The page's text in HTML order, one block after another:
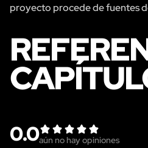
proyecto procede de fuentes
0.0aún no hay opiniones